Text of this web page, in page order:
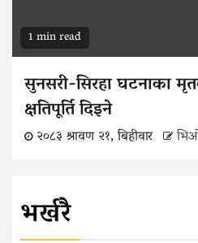
1 min read
सुनसरी-सिरहा घटनाका
क्षतिपूर्ति दिइने
२०८३ श्रावण २१, बिहीवार
भर्खरै